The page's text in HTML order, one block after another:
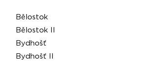
Bělostok
Bělostok II
Bydhošť
Bydhošť II